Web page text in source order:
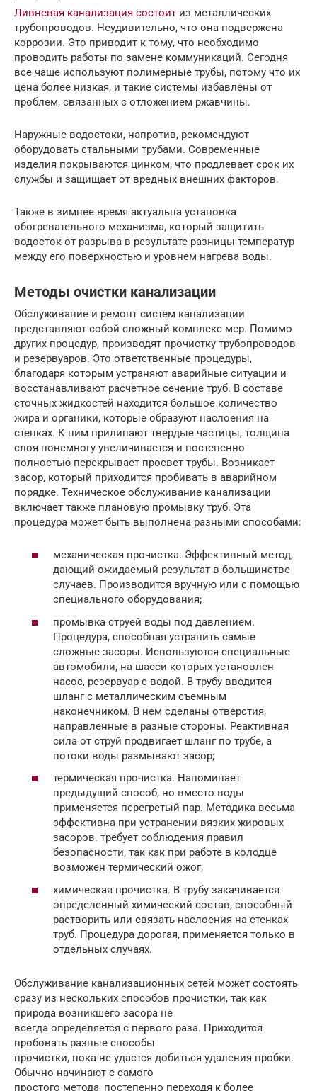
Ливневая канализация состоит из металлических
трубопроводов. Неудивительно, что она подвержена
коррозии. Это приводит к тому, что необходимо
проводить работы по замене коммуникаций. Сегодня
все чаще используют полимерные трубы, потому что их
цена более низкая, и такие системы избавлены от
проблем, связанных с отложением ржавчины.
Наружные водостоки, напротив, рекомендуют
оборудовать стальными трубами. Современные
изделия покрываются цинком, что продлевает срок их
службы и защищает от вредных внешних факторов.
Также в зимнее время актуальна установка
обогревательного механизма, который защитить
водосток от разрыва в результате разницы температур
между его поверхностью и уровнем нагрева воды.
Методы очистки канализации
Обслуживание и ремонт систем канализации
представляют собой сложный комплекс мер. Помимо
других процедур, производят прочистку трубопроводов
и резервуаров. Это ответственные процедуры,
благодаря которым устраняют аварийные ситуации и
восстанавливают расчетное сечение труб. В составе
сточных жидкостей находится большое количество
жира и органики, которые образуют наслоения на
стенках. К ним прилипают твердые частицы, толщина
слоя понемногу увеличивается и постепенно
полностью перекрывает просвет трубы. Возникает
засор, который приходится пробивать в аварийном
порядке. Техническое обслуживание канализации
включает также плановую промывку труб. Эта
процедура может быть выполнена разными способами:
механическая прочистка. Эффективный метод,
дающий ожидаемый результат в большинстве
случаев. Производится вручную или с помощью
специального оборудования;
промывка струей воды под давлением.
Процедура, способная устранить самые
сложные засоры. Используются специальные
автомобили, на шасси которых установлен
насос, резервуар с водой. В трубу вводится
шланг с металлическим съемным
наконечником. В нем сделаны отверстия,
направленные в разные стороны. Реактивная
сила от струй продвигает шланг по трубе, а
потоки воды размывают засор;
термическая прочистка. Напоминает
предыдущий способ, но вместо воды
применяется перегретый пар. Методика весьма
эффективна при устранении вязких жировых
засоров. требует соблюдения правил
безопасности, так как при работе в колодце
возможен термический ожог;
химическая прочистка. В трубу закачивается
определенный химический состав, способный
растворить или связать наслоения на стенках
труб. Процедура дорогая, применяется только в
отдельных случаях.
Обслуживание канализационных сетей может состоять
сразу из нескольких способов прочистки, так как
природа возникшего засора не
всегда определяется с первого раза. Приходится
пробовать разные способы
прочистки, пока не удастся добиться удаления пробки.
Обычно начинают с самого
простого метода, постепенно переходя к более